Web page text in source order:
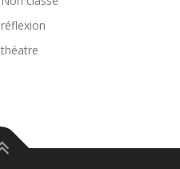
réflexion
théatre